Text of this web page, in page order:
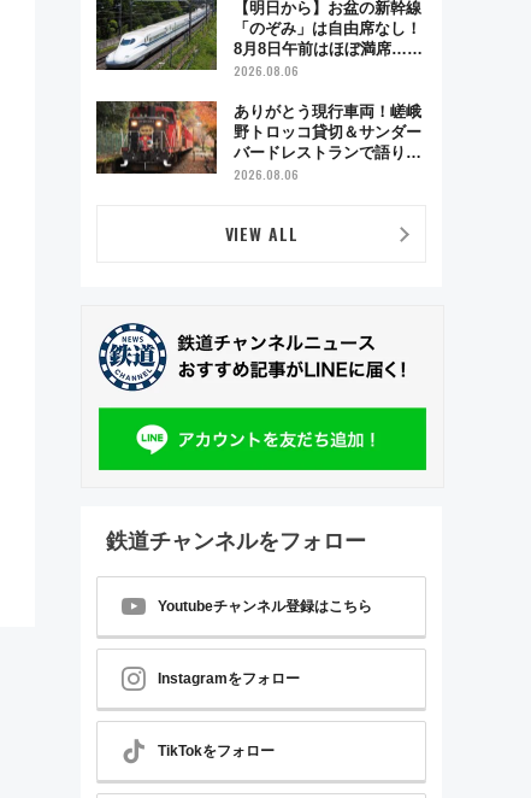
【明日から】お盆の新幹線
「のぞみ」は自由席なし！
8月8日午前はほぼ満席…で
も数時間ズラせば空きが見
「空席」探しのコツ
2026.08.06
ありがとう現行車両！嵯峨
野トロッコ貸切＆サンダー
バードレストランで語り合
う秋の京都 斉藤雪乃＆福
ー」開催
2026.08.06
VIEW ALL
鉄道チャンネルをフォロー
Youtubeチャンネル登録はこちら
Instagramをフォロー
TikTokをフォロー